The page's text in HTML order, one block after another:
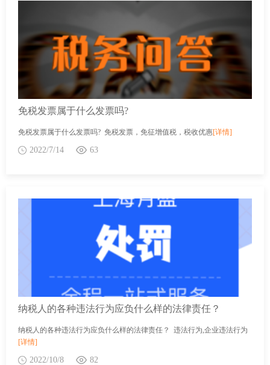
免税发票属于什么发票吗?
免税发票属于什么发票吗? 免税发票，免征增值税，税收优惠[详情]
2022/7/14 63
纳税人的各种违法行为应负什么样的法律责任？
纳税人的各种违法行为应负什么样的法律责任？ 违法行为,企业违法行为
[详情]
2022/10/8 82